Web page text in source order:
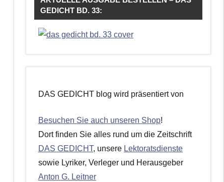
GEDICHT BD. 33:
DAS GEDICHT blog wird präsentiert von
Besuchen Sie auch unseren Shop!
Dort finden Sie alles rund um die Zeitschrift
DAS GEDICHT, unsere Lektoratsdienste
sowie Lyriker, Verleger und Herausgeber
Anton G. Leitner